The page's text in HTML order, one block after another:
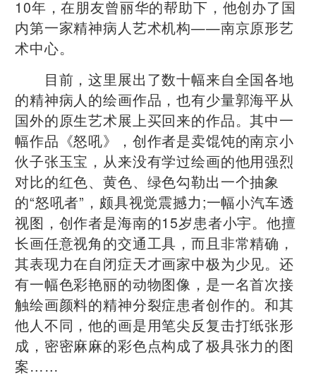
10年，在朋友曾丽华的帮助下，他创办了国
内第一家精神病人艺术机构——南京原形艺
术中心。
目前，这里展出了数十幅来自全国各地
的精神病人的绘画作品，也有少量郭海平从
国外的原生艺术展上买回来的作品。其中一
幅作品《怒吼》，创作者是卖馄饨的南京小
伙子张玉宝，从来没有学过绘画的他用强烈
对比的红色、黄色、绿色勾勒出一个抽象
的“怒吼者”，颇具视觉震撼力;一幅小汽车透
视图，创作者是海南的15岁患者小宇。他擅
长画任意视角的交通工具，而且非常精确，
其表现力在自闭症天才画家中极为少见。还
有一幅色彩艳丽的动物图像，是一名首次接
触绘画颜料的精神分裂症患者创作的。和其
他人不同，他的画是用笔尖反复击打纸张形
成，密密麻麻的彩色点构成了极具张力的图
案……